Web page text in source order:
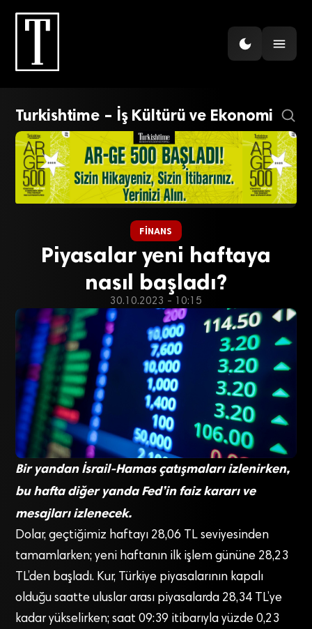
Turkishtime – İş Kültürü ve Ekonomi
FINANS
Piyasalar yeni haftaya
nasıl başladı?
30.10.2023 - 10:15
Bir yandan İsrail-Hamas çatışmaları izlenirken,
bu hafta diğer yanda Fed’in faiz kararı ve
mesajları izlenecek.
Dolar, geçtiğimiz haftayı 28,06 TL seviyesinden
tamamlarken; yeni haftanın ilk işlem gününe 28,23
TL’den başladı. Kur, Türkiye piyasalarının kapalı
olduğu saatte uluslar arası piyasalarda 28,34 TL’ye
kadar yükselirken; saat 09:39 itibarıyla yüzde 0,23